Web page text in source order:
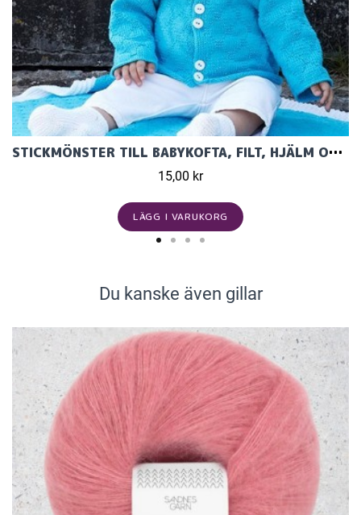
STICKMÖNSTER TILL BABYKOFTA, FILT, HJÄLM OCH TOSSOR I LISA 8/4
15,00 kr
LÄGG I VARUKORG
Du kanske även gillar